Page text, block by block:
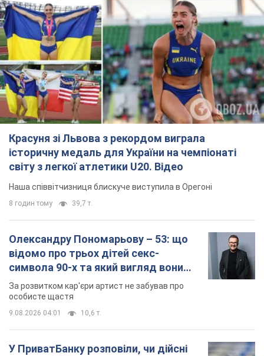
Красуня зі Львова з рекордом виграла
історичну медаль для України на чемпіонаті
світу з легкої атлетики U20. Відео
Наша співвітчизниця блискуче виступила в Орегоні
8 годин тому 39,7 т.
Олександру Пономарьову – 53: що
відомо про трьох дітей секс-
символа 90-х та який вигляд вони
мають
За розвитком кар'єри артист не забував про
особисте щастя
9.08.2026 04:01 10,6 т.
У ПриватБанку розповіли, чи дійсні